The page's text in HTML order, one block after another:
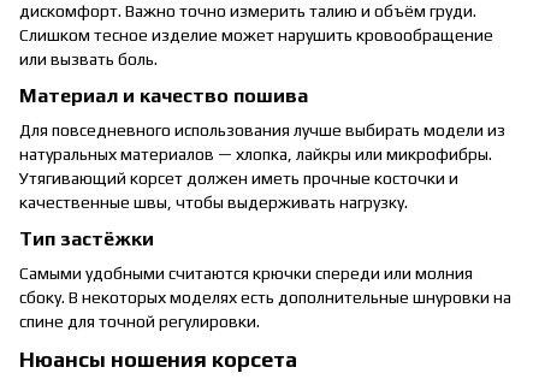
дискомфорт. Важно точно измерить талию и объём груди.
Слишком тесное изделие может нарушить кровообращение
или вызвать боль.
Материал и качество пошива
Для повседневного использования лучше выбирать модели из
натуральных материалов — хлопка, лайкры или микрофибры.
Утягивающий корсет должен иметь прочные косточки и
качественные швы, чтобы выдерживать нагрузку.
Тип застёжки
Самыми удобными считаются крючки спереди или молния
сбоку. В некоторых моделях есть дополнительные шнуровки на
спине для точной регулировки.
Нюансы ношения корсета